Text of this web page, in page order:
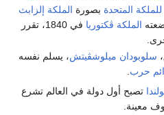
للملكة المتحدة بصورة الملكة إلزابث
الملكة ڤكتوريا
في 1840، تقرر
سلوبودان ميلوشڤيتش، يسلم نفسه
حرب
تصبح أول دولة في العالم تشرع
معينة.